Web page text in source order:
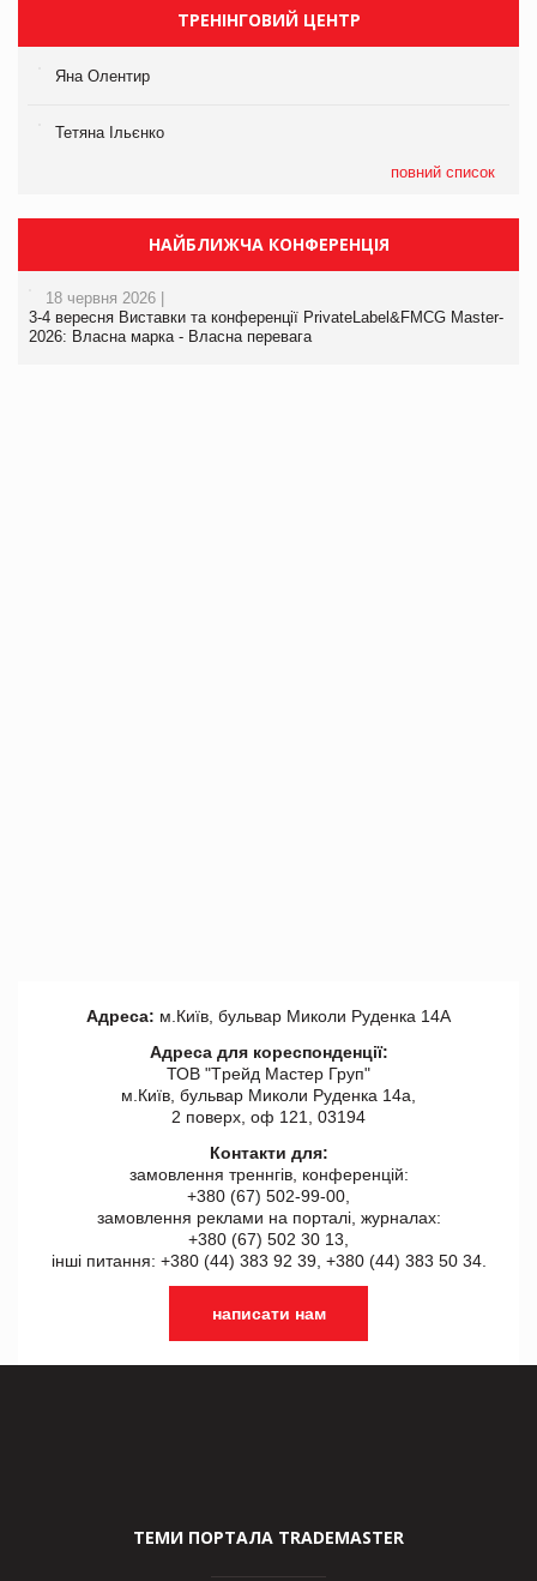
ТРЕНІНГОВИЙ ЦЕНТР
Яна Олентир
Тетяна Ільєнко
повний список
НАЙБЛИЖЧА КОНФЕРЕНЦІЯ
18 червня 2026 |
3-4 вересня Виставки та конференції PrivateLabel&FMCG Master-
2026: Власна марка - Власна перевага
Адреса: м.Київ, бульвар Миколи Руденка 14А
Адреса для кореспонденції:
ТОВ "Tрейд Мастер Груп"
м.Київ, бульвар Миколи Руденка 14а,
2 поверх, оф 121, 03194
Контакти для:
замовлення треннгів, конференцій:
+380 (67) 502-99-00,
замовлення реклами на порталі, журналах:
+380 (67) 502 30 13,
інші питання: +380 (44) 383 92 39, +380 (44) 383 50 34.
написати нам
ТЕМИ ПОРТАЛА TRADEMASTER